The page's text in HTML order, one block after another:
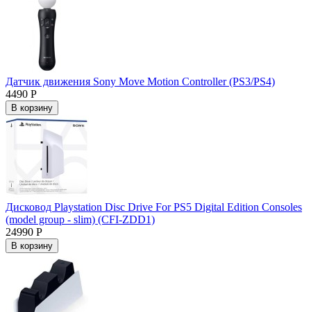
Датчик движения Sony Move Motion Controller (PS3/PS4)
4490 Р
В корзину
Дисковод Playstation Disc Drive For PS5 Digital Edition Consoles
(model group - slim) (CFI-ZDD1)
24990 Р
В корзину